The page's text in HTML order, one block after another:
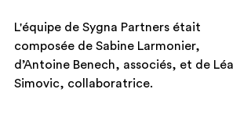
L'équipe de Sygna Partners était
composée de Sabine Larmonier,
d’Antoine Benech, associés, et de Léa
Simovic, collaboratrice.